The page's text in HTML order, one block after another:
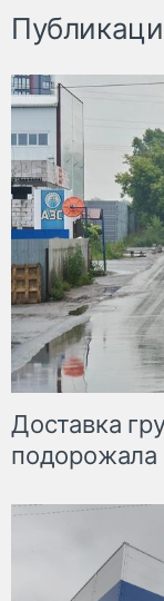
Доставка
подорожала